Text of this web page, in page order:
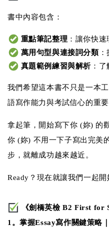
書中內容包含：
重點筆記整理 ：讓你快
萬用句型與連接詞分類：
真題範例練習與解析 ：
我們希望這本書不只是一本
語寫作能力與考試信心的重要
拿起筆，開始寫下你 (妳) 的
你 (妳) 不用一下子寫出完美
步，就離成功越來越近。
Ready？現在就讓我們一起開
《劍橋英檢 B2 First
1。掌握Essay寫作關鍵策略